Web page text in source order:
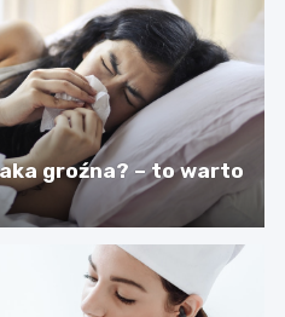
groźna? – to warto